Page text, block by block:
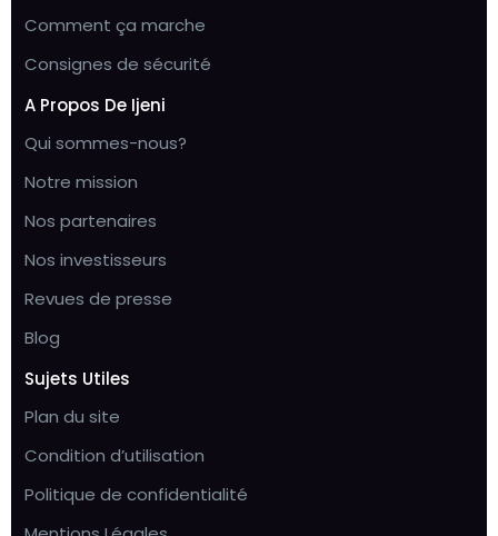
Comment ça marche
Consignes de sécurité
A Propos De Ijeni
Qui sommes-nous?
Notre mission
Nos partenaires
Nos investisseurs
Revues de presse
Blog
Sujets Utiles
Plan du site
Condition d’utilisation
Politique de confidentialité